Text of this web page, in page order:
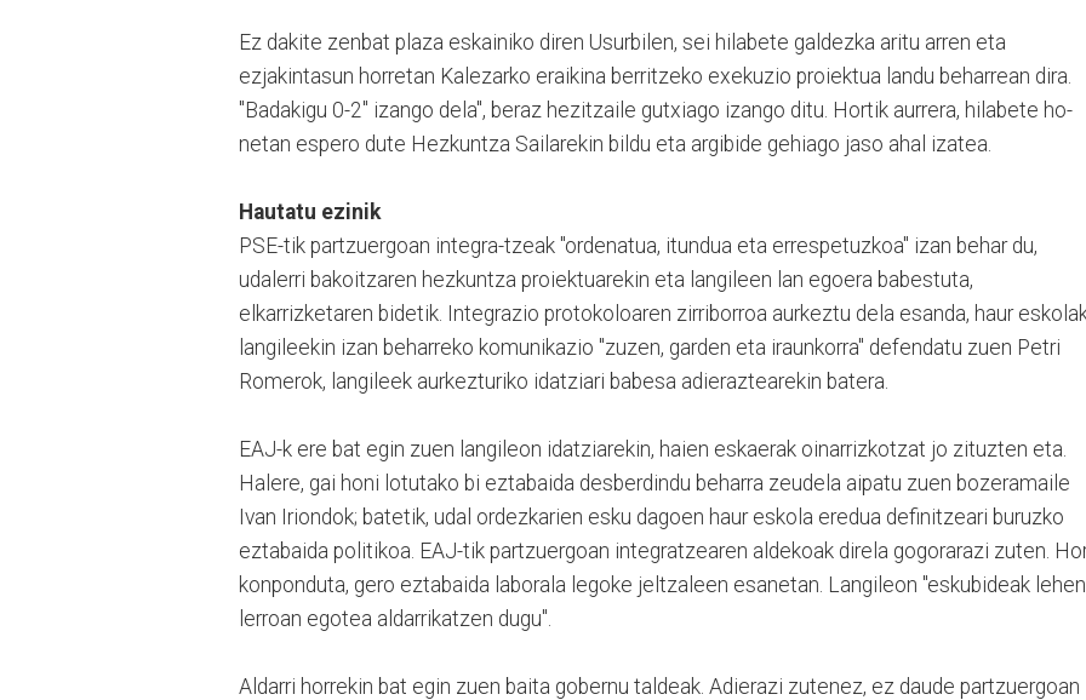
Ez dakite zenbat plaza eskainiko diren Usurbilen, sei hilabete galdezka aritu arren eta
ezjakintasun horretan Kalezarko eraikina berritzeko exekuzio proiektua landu beharrean dira.
"Badakigu 0-2" izango dela", beraz hezitzaile gutxiago izango ditu. Hortik aurrera, hilabete ho-
netan espero dute Hezkuntza Sailarekin bildu eta argibide gehiago jaso ahal izatea.
Hautatu ezinik
PSE-tik partzuergoan integra-tzeak "ordenatua, itundua eta errespetuzkoa" izan behar du,
udalerri bakoitzaren hezkuntza proiektuarekin eta langileen lan egoera babestuta,
elkarrizketaren bidetik. Integrazio protokoloaren zirriborroa aurkeztu dela esanda, haur
langileekin izan beharreko komunikazio "zuzen, garden eta iraunkorra" defendatu zuen Petri
Romerok, langileek aurkezturiko idatziari babesa adieraztearekin batera.
EAJ-k ere bat egin zuen langileon idatziarekin, haien eskaerak oinarrizkotzat jo zituzten eta.
Halere, gai honi lotutako bi eztabaida desberdindu beharra zeudela aipatu zuen bozeramaile
Ivan Iriondok; batetik, udal ordezkarien esku dagoen haur eskola eredua definitzeari buruzko
eztabaida politikoa. EAJ-tik partzuergoan integratzearen aldekoak direla gogorarazi zuten.
konponduta, gero eztabaida laborala legoke jeltzaleen esanetan. Langileon "eskubideak lehen
lerroan egotea aldarrikatzen dugu".
Aldarri horrekin bat egin zuen baita gobernu taldeak. Adierazi zutenez, ez daude partzuergoan